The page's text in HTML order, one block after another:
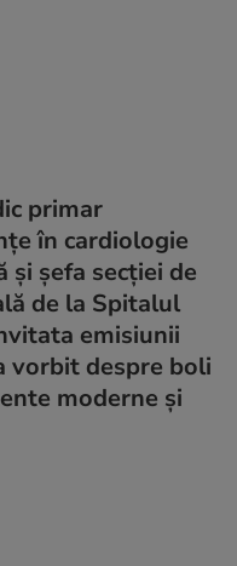
primar
în cardiologie
șefa secției de
de la Spitalul
emisiunii
vorbit despre boli
moderne și